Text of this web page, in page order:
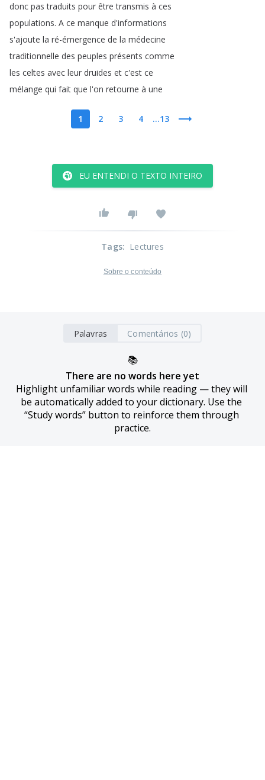
donc pas traduits pour être transmis à ces
populations. A ce manque d'informations
s'ajoute la ré-émergence de la médecine
traditionnelle des peuples présents comme
les celtes avec leur druides et c'est ce
mélange qui fait que l'on retourne à une
1 2 3 4 ...13
EU ENTENDI O TEXTO INTEIRO
Tags: Lectures
Sobre o conteúdo
Palavras Comentários (0)
📚
There are no words here yet
Highlight unfamiliar words while reading — they will
be automatically added to your dictionary. Use the
“Study words” button to reinforce them through
practice.